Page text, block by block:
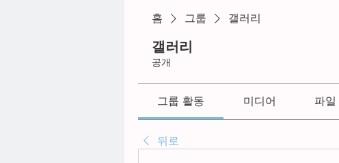
홈 그룹 갤러리
갤러리
공개
그룹 활동 미디어 파일
뒤로